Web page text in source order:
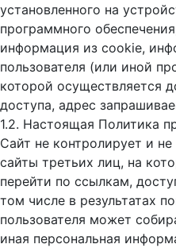
установленного на
программного
информация из cookie,
пользователя (или иной
которой осуществляется
доступа, адрес
1.2. Настоящая Политика
Сайт не контролирует и не
сайты третьих лиц, на
перейти по ссылкам,
том числе в результатах
пользователя может
иная персональная